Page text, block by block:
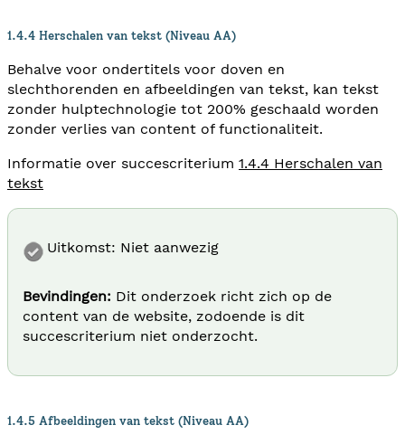
1.4.4 Herschalen van tekst (Niveau AA)
Behalve voor ondertitels voor doven en
slechthorenden en afbeeldingen van tekst, kan tekst
zonder hulptechnologie tot 200% geschaald worden
zonder verlies van content of functionaliteit.
Informatie over succescriterium 1.4.4 Herschalen van
tekst
Uitkomst: Niet aanwezig
Bevindingen: Dit onderzoek richt zich op de
content van de website, zodoende is dit
succescriterium niet onderzocht.
1.4.5 Afbeeldingen van tekst (Niveau AA)